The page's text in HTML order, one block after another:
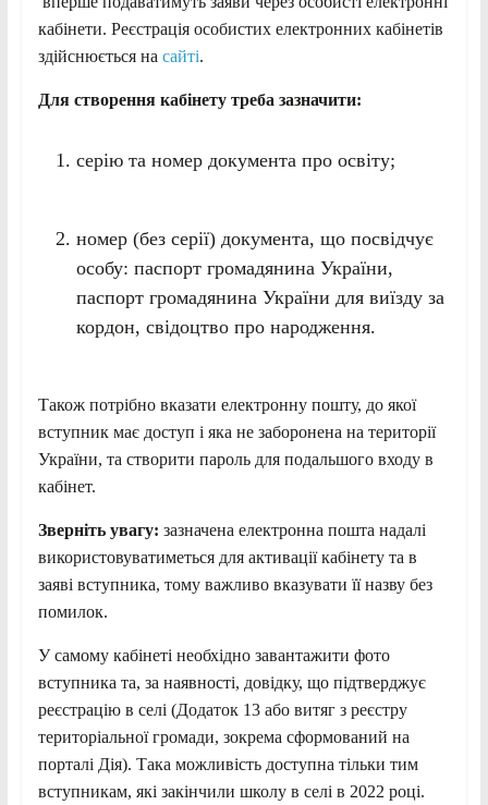
кабінети. Реєстрація особистих електронних кабінетів
здійснюється на сайті.
Для створення кабінету треба зазначити:
серію та номер документа про освіту;
номер (без серії) документа, що посвідчує
особу: паспорт громадянина України,
паспорт громадянина України для виїзду за
кордон, свідоцтво про народження.
Також потрібно вказати електронну пошту, до якої
вступник має доступ і яка не заборонена на території
України, та створити пароль для подальшого входу в
кабінет.
Зверніть увагу: зазначена електронна пошта надалі
використовуватиметься для активації кабінету та в
заяві вступника, тому важливо вказувати її назву без
помилок.
У самому кабінеті необхідно завантажити фото
вступника та, за наявності, довідку, що підтверджує
реєстрацію в селі (Додаток 13 або витяг з реєстру
територіальної громади, зокрема сформований на
порталі Дія). Така можливість доступна тільки тим
вступникам, які закінчили школу в селі в 2022 році.